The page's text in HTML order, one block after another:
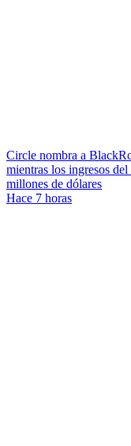
Circle nombra a
mientras los ingresos
millones de dólares
Hace 7 horas